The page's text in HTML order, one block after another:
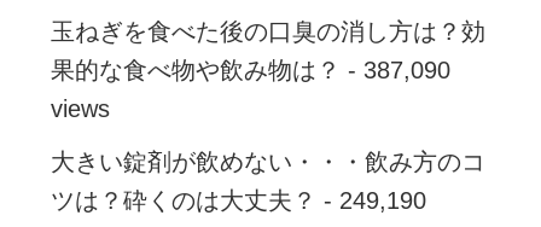
玉ねぎを食べた後の口臭の消し方は？効
果的な食べ物や飲み物は？ - 387,090
views
大きい錠剤が飲めない・・・飲み方のコ
ツは？砕くのは大丈夫？ - 249,190